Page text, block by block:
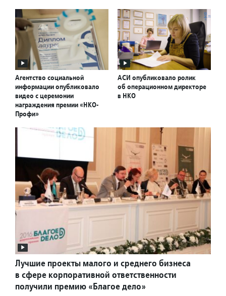
Агентство социальной
информации опубликовало
видео с церемонии
награждения премии «НКО-
Профи»
АСИ опубликовало ролик
об операционном директоре
в НКО
Лучшие проекты малого и среднего бизнеса
в сфере корпоративной ответственности
получили премию «Благое дело»